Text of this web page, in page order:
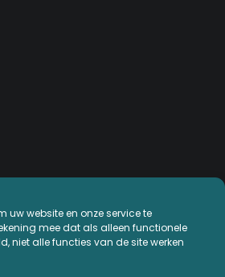
uw website en onze service te
mee dat als alleen functionele
niet alle functies van de site werken